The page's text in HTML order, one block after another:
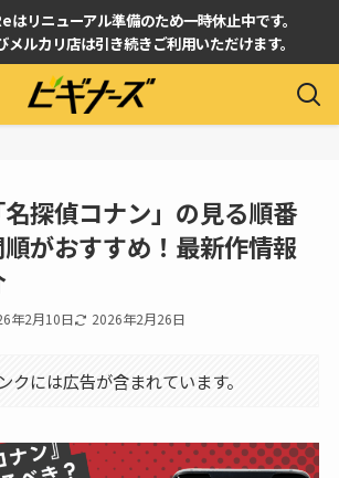
はリニューアル準備のため一時休止中です。
ルカリ店は引き続きご利用いただけます。
探偵コナン」の見る順番
がおすすめ！最新作情報
年2月10日 2026年2月26日
クには広告が含まれています。